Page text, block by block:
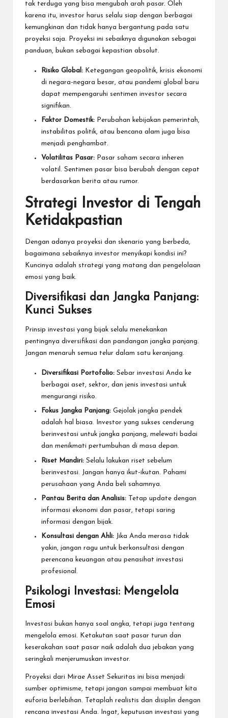
tak terduga yang bisa mengubah arah pasar. Oleh
karena itu, investor harus selalu siap dengan berbagai
kemungkinan dan tidak hanya bergantung pada satu
proyeksi saja. Proyeksi ini sebaiknya digunakan sebagai
panduan, bukan sebagai kepastian absolut.
Risiko Global: Ketegangan geopolitik, krisis ekonomi
di negara-negara besar, atau pandemi global baru
dapat mempengaruhi sentimen investor secara
signifikan.
Faktor Domestik: Perubahan kebijakan pemerintah,
instabilitas politik, atau bencana alam juga bisa
menjadi penghambat.
Volatilitas Pasar: Pasar saham secara inheren
volatil. Sentimen pasar bisa berubah dengan cepat
berdasarkan berita atau rumor.
Strategi Investor di Tengah
Ketidakpastian
Dengan adanya proyeksi dan skenario yang berbeda,
bagaimana sebaiknya investor menyikapi kondisi ini?
Kuncinya adalah strategi yang matang dan pengelolaan
emosi yang baik.
Diversifikasi dan Jangka Panjang:
Kunci Sukses
Prinsip investasi yang bijak selalu menekankan
pentingnya diversifikasi dan pandangan jangka panjang.
Jangan menaruh semua telur dalam satu keranjang.
Diversifikasi Portofolio: Sebar investasi Anda ke
berbagai aset, sektor, dan jenis investasi untuk
mengurangi risiko.
Fokus Jangka Panjang: Gejolak jangka pendek
adalah hal biasa. Investor yang sukses cenderung
berinvestasi untuk jangka panjang, melewati badai
dan menikmati pertumbuhan di masa depan.
Riset Mandiri: Selalu lakukan riset sebelum
berinvestasi. Jangan hanya ikut-ikutan. Pahami
perusahaan yang Anda beli sahamnya.
Pantau Berita dan Analisis: Tetap update dengan
informasi ekonomi dan pasar, tetapi saring
informasi dengan bijak.
Konsultasi dengan Ahli: Jika Anda merasa tidak
yakin, jangan ragu untuk berkonsultasi dengan
perencana keuangan atau penasihat investasi
profesional.
Psikologi Investasi: Mengelola
Emosi
Investasi bukan hanya soal angka, tetapi juga tentang
mengelola emosi. Ketakutan saat pasar turun dan
keserakahan saat pasar naik adalah dua jebakan yang
seringkali menjerumuskan investor.
Proyeksi dari Mirae Asset Sekuritas ini bisa menjadi
sumber optimisme, tetapi jangan sampai membuat kita
euforia berlebihan. Tetaplah realistis dan disiplin dengan
rencana investasi Anda. Ingat, keputusan investasi yang